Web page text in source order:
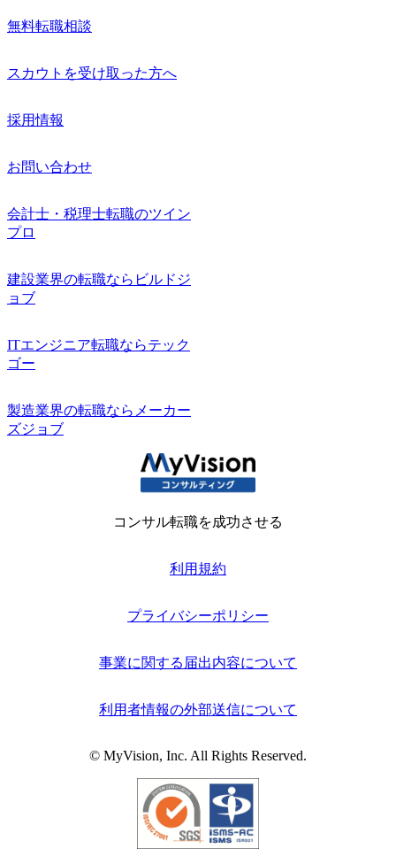
無料転職相談
スカウトを受け取った方へ
採用情報
お問い合わせ
会計士・税理士転職のツイン
プロ
建設業界の転職ならビルドジ
ョブ
ITエンジニア転職ならテック
ゴー
製造業界の転職ならメーカー
ズジョブ
コンサル転職を成功させる
利用規約
プライバシーポリシー
事業に関する届出内容について
利用者情報の外部送信について
© MyVision, Inc. All Rights Reserved.